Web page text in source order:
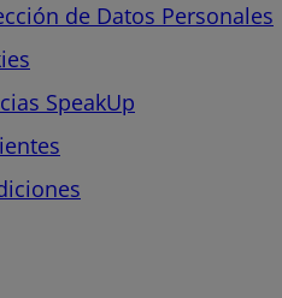
de Datos Personales
SpeakUp